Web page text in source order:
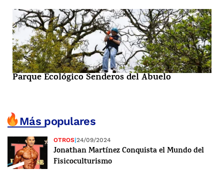
Parque Ecológico Senderos del Abuelo
Más populares
OTROS|24/09/2024
Jonathan Martínez Conquista el Mundo del
Fisicoculturismo